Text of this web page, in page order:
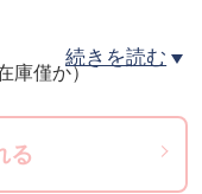
#outdoorfie
続きを読む
在庫僅か）
る